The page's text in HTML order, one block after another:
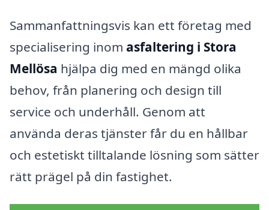
Sammanfattningsvis kan ett företag med
specialisering inom asfaltering i Stora
Mellösa hjälpa dig med en mängd olika
behov, från planering och design till
service och underhåll. Genom att
använda deras tjänster får du en hållbar
och estetiskt tilltalande lösning som sätter
rätt prägel på din fastighet.